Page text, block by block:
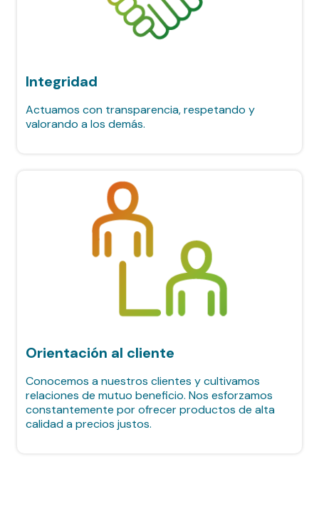
Integridad
Actuamos con transparencia, respetando y
valorando a los demás.
Orientación al cliente
Conocemos a nuestros clientes y cultivamos
relaciones de mutuo beneficio. Nos esforzamos
constantemente por ofrecer productos de alta
calidad a precios justos.